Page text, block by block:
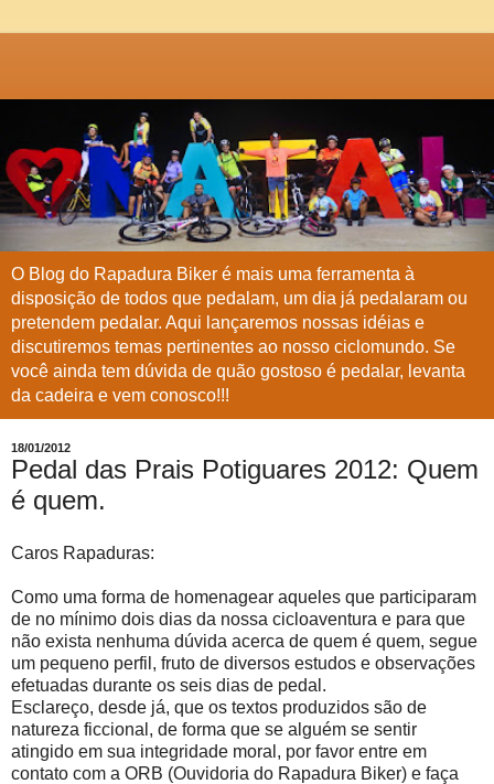
O Blog do Rapadura Biker é mais uma ferramenta à
disposição de todos que pedalam, um dia já pedalaram ou
pretendem pedalar. Aqui lançaremos nossas idéias e
discutiremos temas pertinentes ao nosso ciclomundo. Se
você ainda tem dúvida de quão gostoso é pedalar, levanta
da cadeira e vem conosco!!!
18/01/2012
Pedal das Prais Potiguares 2012: Quem
é quem.
Caros Rapaduras:
Como uma forma de homenagear aqueles que participaram
de no mínimo dois dias da nossa cicloaventura e para que
não exista nenhuma dúvida acerca de quem é quem, segue
um pequeno perfil, fruto de diversos estudos e observações
efetuadas durante os seis dias de pedal.
Esclareço, desde já, que os textos produzidos são de
natureza ficcional, de forma que se alguém se sentir
atingido em sua integridade moral, por favor entre em
contato com a ORB (Ouvidoria do Rapadura Biker) e faça